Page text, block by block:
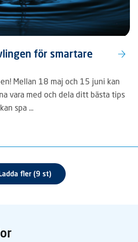
för smartare
Mellan 18 maj och 15 juni kan
vara med och dela ditt bästa tips
spa ...
fler (9 st)